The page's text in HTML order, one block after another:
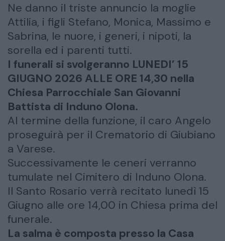
Ne danno il triste annuncio la moglie
Attilia, i figli Stefano, Monica, Massimo e
Sabrina, le nuore, i generi, i nipoti, la
sorella ed i parenti tutti.
I funerali si svolgeranno LUNEDI’ 15
GIUGNO 2026 ALLE ORE 14,30 nella
Chiesa Parrocchiale San Giovanni
Battista di Induno Olona.
Al termine della funzione, il caro Angelo
proseguirà per il Crematorio di Giubiano
a Varese.
Successivamente le ceneri verranno
tumulate nel Cimitero di Induno Olona.
Il Santo Rosario verrà recitato lunedì 15
Giugno alle ore 14,00 in Chiesa prima del
funerale.
La salma è composta presso la Casa